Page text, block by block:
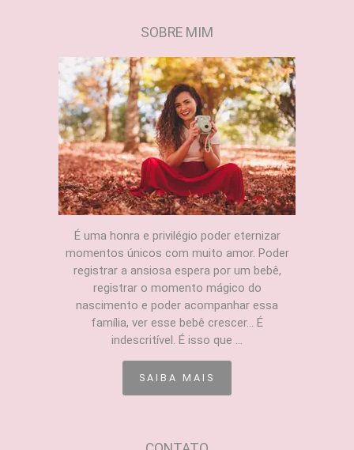
SOBRE MIM
É uma honra e privilégio poder eternizar
momentos únicos com muito amor. Poder
registrar a ansiosa espera por um bebê,
registrar o momento mágico do
nascimento e poder acompanhar essa
família, ver esse bebê crescer... É
indescritível. É isso que ...
SAIBA MAIS